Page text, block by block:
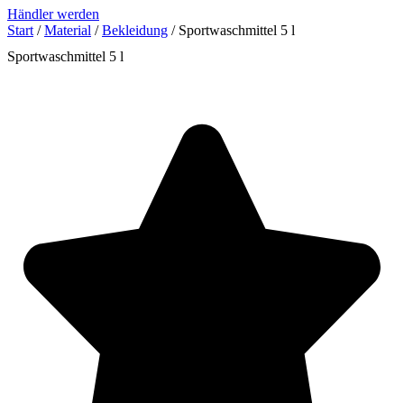
Händler werden
Start /Material /Bekleidung / Sportwaschmittel 5 l
Sportwaschmittel 5 l